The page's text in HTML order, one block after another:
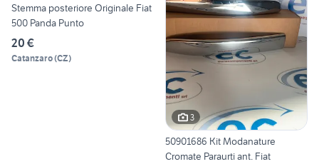
Stemma posteriore Originale Fiat
500 Panda Punto
20 €
Catanzaro(CZ)
3
50901686 Kit Modanature
Cromate Paraurti ant. Fiat